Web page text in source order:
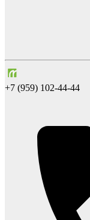
+7 (959) 102-44-44